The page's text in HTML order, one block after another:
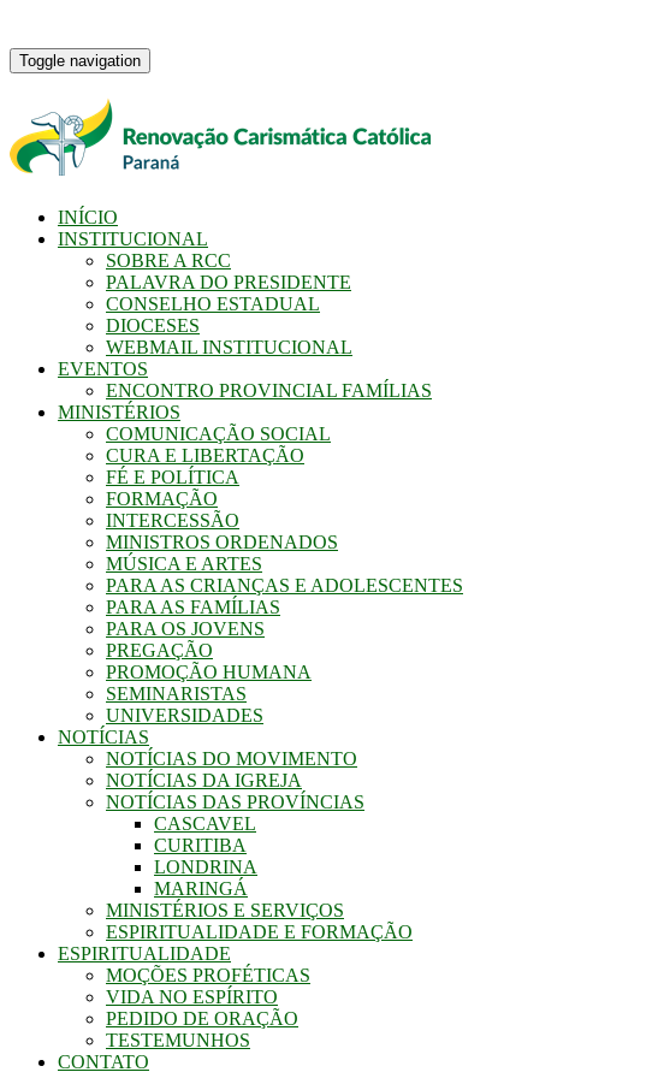
Toggle navigation
INÍCIO
INSTITUCIONAL
SOBRE A RCC
PALAVRA DO PRESIDENTE
CONSELHO ESTADUAL
DIOCESES
WEBMAIL INSTITUCIONAL
EVENTOS
ENCONTRO PROVINCIAL FAMÍLIAS
MINISTÉRIOS
COMUNICAÇÃO SOCIAL
CURA E LIBERTAÇÃO
FÉ E POLÍTICA
FORMAÇÃO
INTERCESSÃO
MINISTROS ORDENADOS
MÚSICA E ARTES
PARA AS CRIANÇAS E ADOLESCENTES
PARA AS FAMÍLIAS
PARA OS JOVENS
PREGAÇÃO
PROMOÇÃO HUMANA
SEMINARISTAS
UNIVERSIDADES
NOTÍCIAS
NOTÍCIAS DO MOVIMENTO
NOTÍCIAS DA IGREJA
NOTÍCIAS DAS PROVÍNCIAS
CASCAVEL
CURITIBA
LONDRINA
MARINGÁ
MINISTÉRIOS E SERVIÇOS
ESPIRITUALIDADE E FORMAÇÃO
ESPIRITUALIDADE
MOÇÕES PROFÉTICAS
VIDA NO ESPÍRITO
PEDIDO DE ORAÇÃO
TESTEMUNHOS
CONTATO